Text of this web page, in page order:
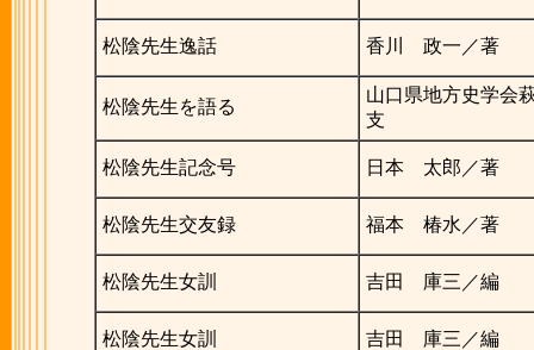
松陰先生逸話 香川 政一／著
松陰先生を語る
山口県地方史学会
支
松陰先生記念号 日本 太郎／著
松陰先生交友録 福本 椿水／著
松陰先生女訓 吉田 庫三／編
松陰先生女訓 吉田 庫三／編